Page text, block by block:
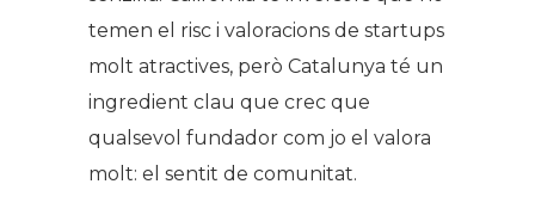
temen el risc i valoracions de startups
molt atractives, però Catalunya té un
ingredient clau que crec que
qualsevol fundador com jo el valora
molt: el sentit de comunitat.